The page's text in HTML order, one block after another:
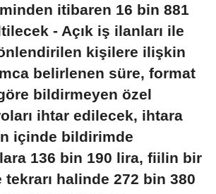
itibaren 16 bin 881
- Açık iş ilanları ile
kişilere ilişkin
belirlenen süre, format
bildirmeyen özel
ihtar edilecek, ihtara
içinde bildirimde
136 bin 190 lira, fiilin bir
tekrarı halinde 272 bin 380